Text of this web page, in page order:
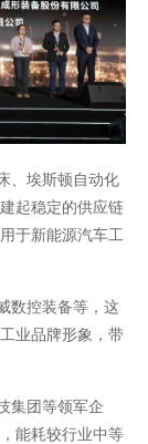
、埃斯顿自动化
起稳定的供应链
于新能源汽车工
数控装备等，这
业品牌形象，带
集团等领军企
能耗较行业中等